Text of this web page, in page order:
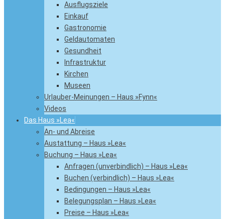
Ausflugsziele
Einkauf
Gastronomie
Geldautomaten
Gesundheit
Infrastruktur
Kirchen
Museen
Urlauber-Meinungen – Haus »Fynn«
Videos
Das Haus »Lea«
An- und Abreise
Austattung – Haus »Lea«
Buchung – Haus »Lea«
Anfragen (unverbindlich) – Haus »Lea«
Buchen (verbindlich) – Haus »Lea«
Bedingungen – Haus »Lea«
Belegungsplan – Haus »Lea«
Preise – Haus »Lea«